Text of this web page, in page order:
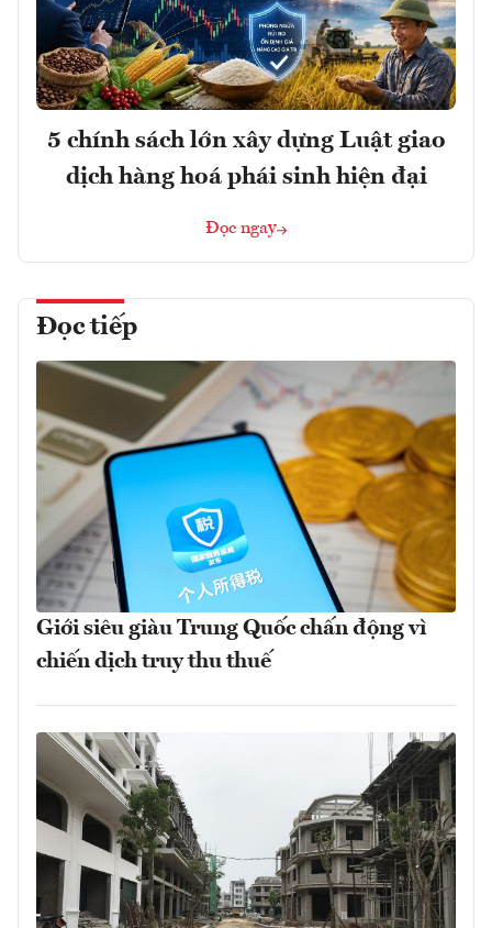
5 chính sách lớn xây dựng Luật giao
dịch hàng hoá phái sinh hiện đại
Đọc ngay
Đọc tiếp
Giới siêu giàu Trung Quốc chấn động vì
chiến dịch truy thu thuế